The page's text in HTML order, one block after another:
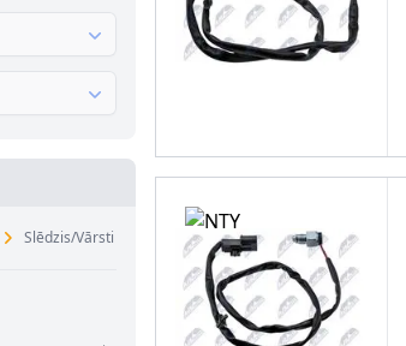
Slēdzis/Vārsti